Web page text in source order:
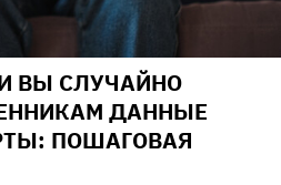
ВЫ СЛУЧАЙНО
ДАННЫЕ
ПОШАГОВАЯ